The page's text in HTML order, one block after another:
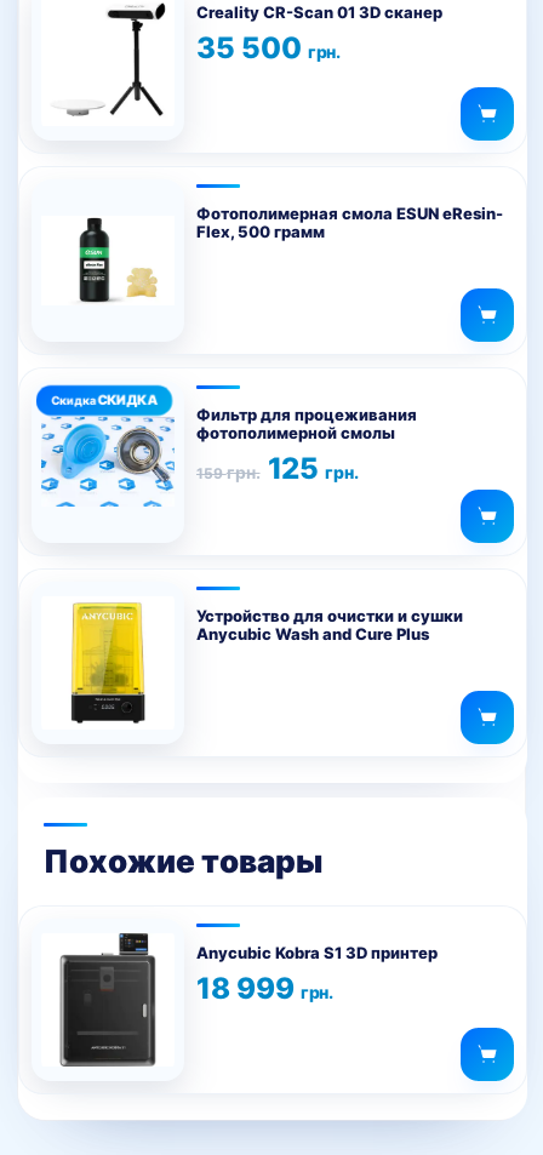
Creality CR-Scan 01 3D сканер
35 500 грн.
Фотополимерная смола ESUN eResin-
Flex, 500 грамм
Фильтр для процеживания
фотополимерной смолы
159грн.
Первоначальная
цена
125грн.
Текущая
цена:
Устройство для очистки и сушки
Anycubic Wash and Cure Plus
Похожие товары
Anycubic Kobra S1 3D принтер
18 999 грн.